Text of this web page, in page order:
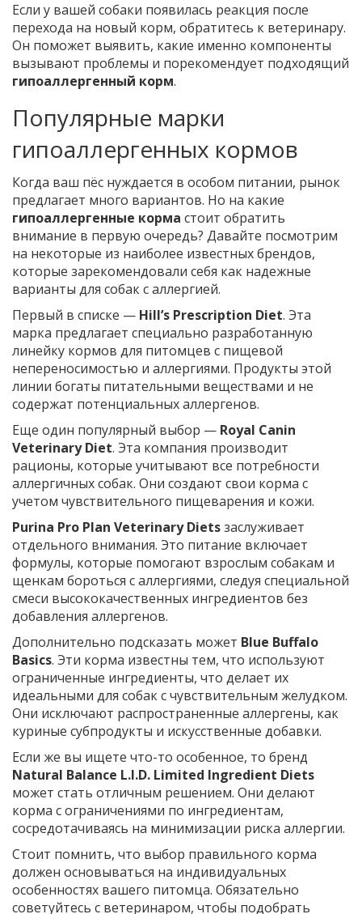
Если у вашей собаки появилась реакция после
перехода на новый корм, обратитесь к ветеринару.
Он поможет выявить, какие именно компоненты
вызывают проблемы и порекомендует подходящий
гипоаллергенный корм.
Популярные марки
гипоаллергенных кормов
Когда ваш пёс нуждается в особом питании, рынок
предлагает много вариантов. Но на какие
гипоаллергенные корма стоит обратить
внимание в первую очередь? Давайте посмотрим
на некоторые из наиболее известных брендов,
которые зарекомендовали себя как надежные
варианты для собак с аллергией.
Первый в списке — Hill’s Prescription Diet. Эта
марка предлагает специально разработанную
линейку кормов для питомцев с пищевой
непереносимостью и аллергиями. Продукты этой
линии богаты питательными веществами и не
содержат потенциальных аллергенов.
Еще один популярный выбор — Royal Canin
Veterinary Diet. Эта компания производит
рационы, которые учитывают все потребности
аллергичных собак. Они создают свои корма с
учетом чувствительного пищеварения и кожи.
Purina Pro Plan Veterinary Dietsзаслуживает
отдельного внимания. Это питание включает
формулы, которые помогают взрослым собакам и
щенкам бороться с аллергиями, следуя специальной
смеси высококачественных ингредиентов без
добавления аллергенов.
Дополнительно подсказать может Blue Buffalo
Basics. Эти корма известны тем, что используют
ограниченные ингредиенты, что делает их
идеальными для собак с чувствительным желудком.
Они исключают распространенные аллергены, как
куриные субпродукты и искусственные добавки.
Если же вы ищете что-то особенное, то бренд
Natural Balance L.I.D. Limited Ingredient Diets
может стать отличным решением. Они делают
корма с ограничениями по ингредиентам,
сосредотачиваясь на минимизации риска аллергии.
Стоит помнить, что выбор правильного корма
должен основываться на индивидуальных
особенностях вашего питомца. Обязательно
советуйтесь с ветеринаром, чтобы подобрать